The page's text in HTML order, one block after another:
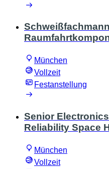
München
Vollzeit
Festanstellung
Senior
Reliability Space
München
Vollzeit